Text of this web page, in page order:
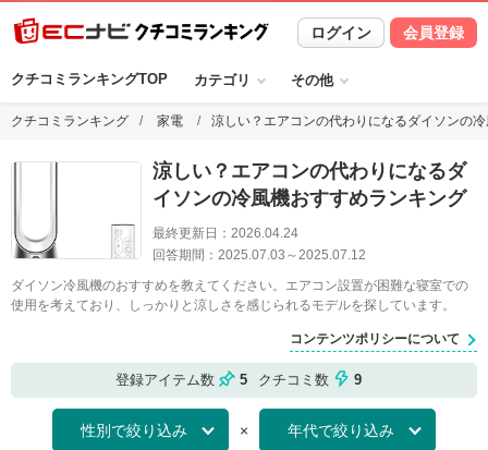
ログイン 会員登録
クチコミランキングTOP カテゴリ その他
クチコミランキング 家電 涼しい？エアコンの代わりになるダイソンの
涼しい？エアコンの代わりになるダ
イソンの冷風機おすすめランキング
最終更新日： 2026.04.24
回答期間： 2025.07.03 ～2025.07.12
ダイソン冷風機のおすすめを教えてください。エアコン設置が困難な寝室での
使用を考えており、しっかりと涼しさを感じられるモデルを探しています。
コンテンツポリシーについて
登録アイテム数 5 クチコミ数 9
×